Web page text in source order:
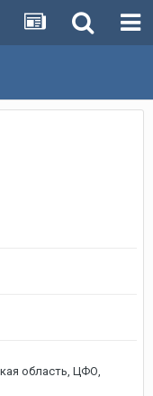
область, ЦФО,